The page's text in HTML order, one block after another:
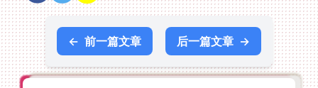
← 前一篇文章 后一篇文章 →